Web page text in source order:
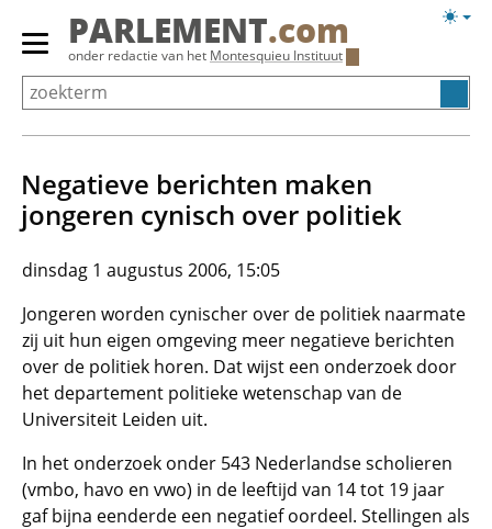
Overslaan
Primair
menu
tonen/verbergen
PARLEMENT.com
onder redactie van het Montesquieu Instituut
Negatieve berichten maken
jongeren cynisch over politiek
dinsdag 1 augustus 2006, 15:05
Jongeren worden cynischer over de politiek naarmate
zij uit hun eigen omgeving meer negatieve berichten
over de politiek horen. Dat wijst een onderzoek door
het departement politieke wetenschap van de
Universiteit Leiden uit.
In het onderzoek onder 543 Nederlandse scholieren
(vmbo, havo en vwo) in de leeftijd van 14 tot 19 jaar
gaf bijna eenderde een negatief oordeel. Stellingen als